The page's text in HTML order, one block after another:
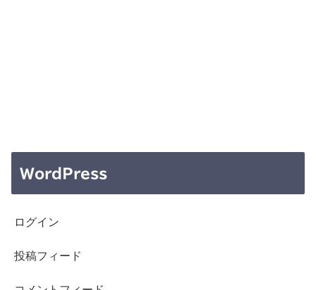
WordPress
ログイン
投稿フィード